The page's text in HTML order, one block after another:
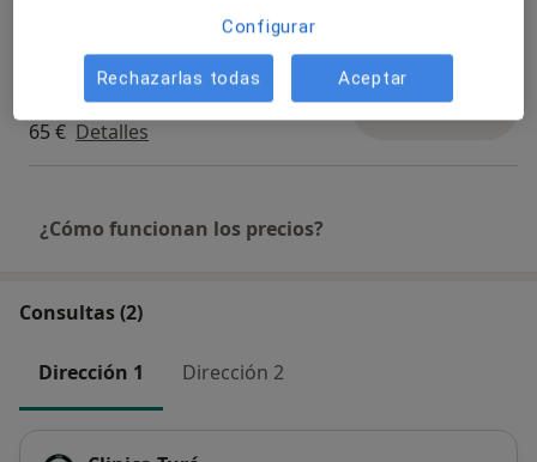
Visita Traumatología y Cirugía
Ortopédica
65 € Detalles
Reservar cita
¿Cómo funcionan los precios?
Consultas (2)
Dirección 1 Dirección 2
Configurar
Rechazarlas todas Aceptar